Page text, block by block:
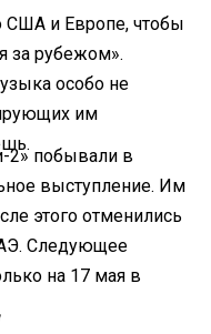
США и Европе, чтобы
за рубежом».
особо не
им
2» побывали в
выступление. Им
этого отменились
Следующее
на 17 мая в